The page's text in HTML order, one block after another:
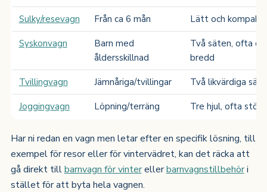
Sulky/resevagn Från ca 6 mån Lätt och
Syskonvagn
Barn med
åldersskillnad
Två säten, ofta
bredd
Tvillingvagn Jämnåriga/tvillingar Två likvärdiga
Joggingvagn Löpning/terräng Tre hjul, ofta
Har ni redan en vagn men letar efter en specifik lösning, till
exempel för resor eller för vintervädret, kan det räcka att
gå direkt tillbarnvagn för vinterellerbarnvagnstillbehöri
stället för att byta hela vagnen.